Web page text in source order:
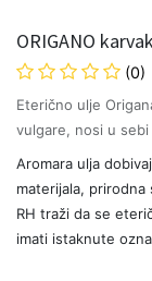
ORIGANO
(0)
Eterično ulje
vulgare, nosi u
Aromara ulja
materijala,
RH traži da se
imati istaknute